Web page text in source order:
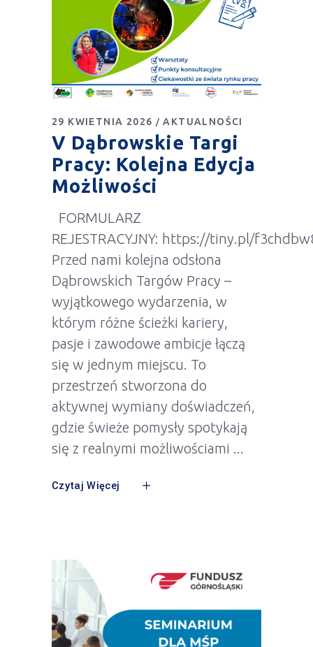
29 KWIETNIA 2026 AKTUALNOŚCI
V Dąbrowskie Targi
Pracy: Kolejna Edycja
Możliwości
FORMULARZ
REJESTRACYJNY: https://tiny.pl/
Przed nami kolejna odsłona
Dąbrowskich Targów Pracy –
wyjątkowego wydarzenia, w
którym różne ścieżki kariery,
pasje i zawodowe ambicje łączą
się w jednym miejscu. To
przestrzeń stworzona do
aktywnej wymiany doświadczeń,
gdzie świeże pomysły spotykają
się z realnymi możliwościami
Czytaj Więcej